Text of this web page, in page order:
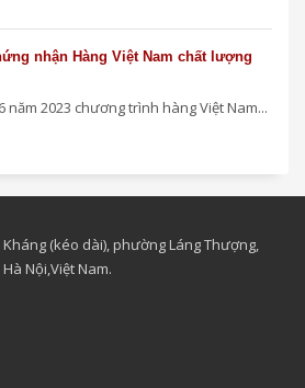
nhận Hàng Việt Nam chất lượng
năm 2023 chương trình hàng Việt Nam...
(kéo dài), phường Láng Thượng,
Nội,Việt Nam.